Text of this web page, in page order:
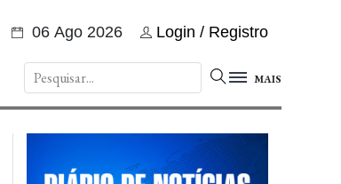
06 Ago 2026 Login / Registro
MAIS